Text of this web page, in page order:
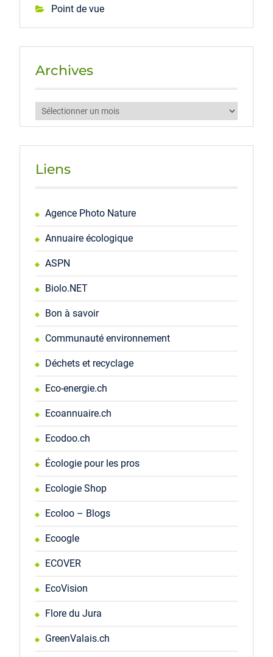
Point de vue
Archives
Archives
Liens
Agence Photo Nature
Annuaire écologique
ASPN
Biolo.NET
Bon à savoir
Communauté environnement
Déchets et recyclage
Eco-energie.ch
Ecoannuaire.ch
Ecodoo.ch
Écologie pour les pros
Ecologie Shop
Ecoloo – Blogs
Ecoogle
ECOVER
EcoVision
Flore du Jura
GreenValais.ch